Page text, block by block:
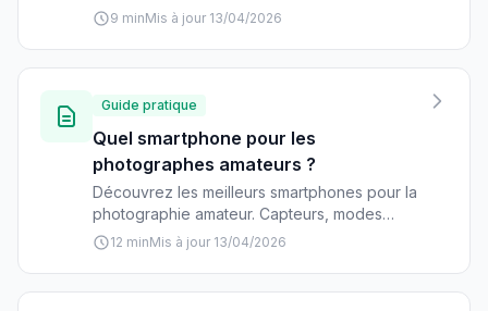
productivité, autonomie et image de marque.
9 minMis à jour 13/04/2026
Guide pratique
Quel smartphone pour les
photographes amateurs ?
Découvrez les meilleurs smartphones pour la
photographie amateur. Capteurs, modes
photo, stabilisation : notre guide complet pour
12 minMis à jour 13/04/2026